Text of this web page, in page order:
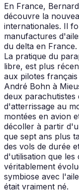
En France,
découvre la
internationales. Il
manufactures
du delta en France.
La pratique du
libre, est plus
aux pilotes
André Bohn à
deux
d'atterrissage au
montées en avion
décoller à partir
que sept ans plus
des vols de durée
d'utilisation que
véritablement
symbiose avec
était vraiment né.